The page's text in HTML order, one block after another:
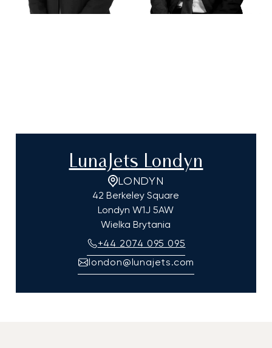
LunaJets Londyn
LONDYN
42 Berkeley Square
Londyn W1J 5AW
Wielka Brytania
+44 2074 095 095
london@lunajets.com